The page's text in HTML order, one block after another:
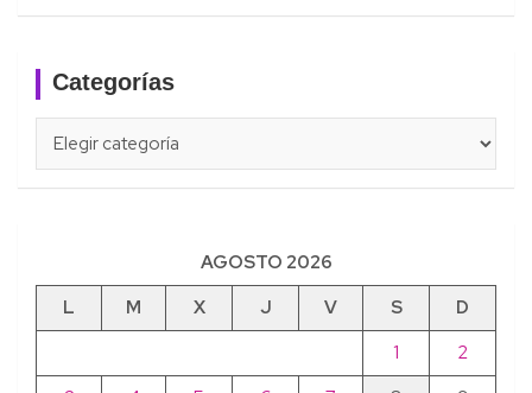
Categorías
AGOSTO 2026
L
M X J V S
D
1
2